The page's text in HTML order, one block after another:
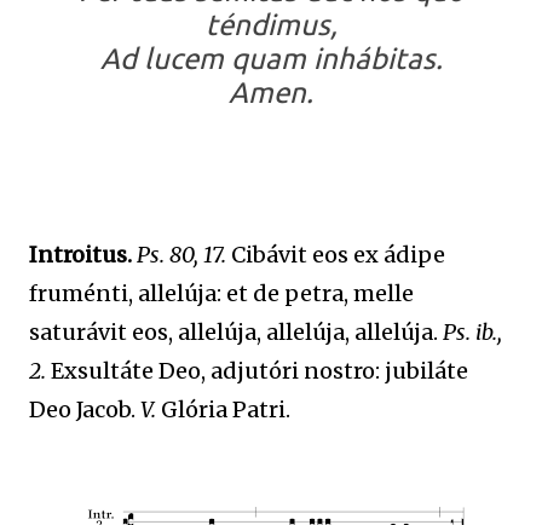
téndimus,
Ad lucem quam inhábitas.
Amen.
Introitus.Ps. 80, 17. Cibávit eos ex ádipe
fruménti, allelúja: et de petra, melle
saturávit eos, allelúja, allelúja, allelúja. Ps. ib.,
2. Exsultáte Deo, adjutóri nostro: jubiláte
Deo Jacob. V. Glória Patri.